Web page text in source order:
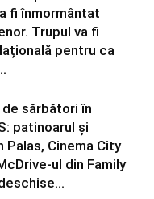
fi înmormântat
Trupul va fi
pentru ca
sărbători în
patinoarul și
Cinema City
ul din Family